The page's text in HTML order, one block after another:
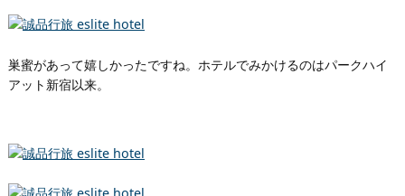
巣蜜があって嬉しかったですね。ホテルでみかけるのはパークハイ
アット新宿以来。